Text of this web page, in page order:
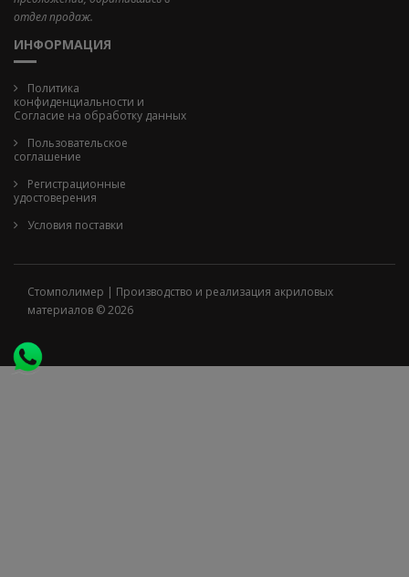
отдел продаж.
ИНФОРМАЦИЯ
Политика
конфиденциальности и
Cогласие на обработку данных
Пользовательское
соглашение
Регистрационные
удостоверения
Условия поставки
Стомполимер | Производство и реализация акриловых
материалов © 2026